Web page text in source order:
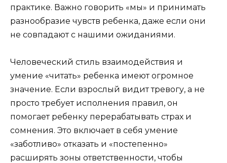
практике. Важно говорить «мы» и принимать
разнообразие чувств ребенка, даже если они
не совпадают с нашими ожиданиями.
Человеческий стиль взаимодействия и
умение «читать» ребенка имеют огромное
значение. Если взрослый видит тревогу, а не
просто требует исполнения правил, он
помогает ребенку перерабатывать страх и
сомнения. Это включает в себя умение
«заботливо» отказать и «постепенно»
расширять зоны ответственности, чтобы